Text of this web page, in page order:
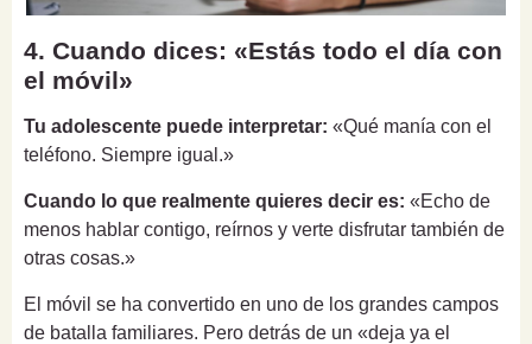
4. Cuando dices: «Estás todo el día con
el móvil»
Tu adolescente puede interpretar: «Qué manía con el
teléfono. Siempre igual.»
Cuando lo que realmente quieres decir es: «Echo de
menos hablar contigo, reírnos y verte disfrutar también de
otras cosas.»
El móvil se ha convertido en uno de los grandes campos
de batalla familiares. Pero detrás de un «deja ya el